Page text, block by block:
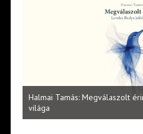
Halmai Tamás: Megválaszolt
világa